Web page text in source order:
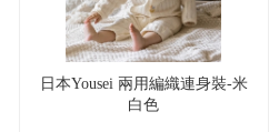
日本Yousei 兩用編織連身裝-米
白色